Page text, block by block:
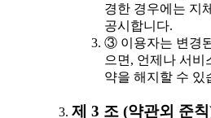
경한 경우에는 지
공시합니다.
③ 이용자는 변경
으면, 언제나 서비
약을 해지할 수 있
제 3 조 (약관외 준